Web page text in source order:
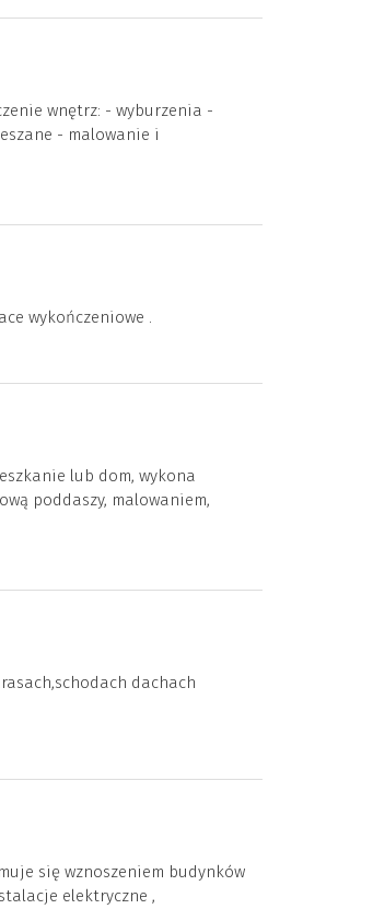
wnętrz: - wyburzenia -
- malowanie i
wykończeniowe .
lub dom, wykona
poddaszy, malowaniem,
dachach
się wznoszeniem budynków
elektryczne ,